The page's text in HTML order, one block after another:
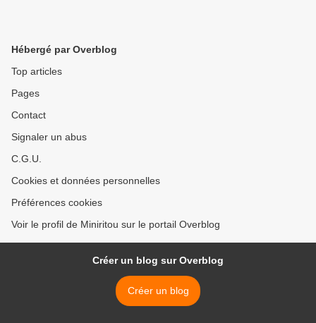
Hébergé par Overblog
Top articles
Pages
Contact
Signaler un abus
C.G.U.
Cookies et données personnelles
Préférences cookies
Voir le profil de Miniritou sur le portail Overblog
Créer un blog sur Overblog
Créer un blog